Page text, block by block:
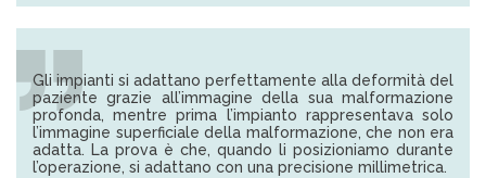
Gli impianti si adattano perfettamente alla deformità del
paziente grazie all’immagine della sua malformazione
profonda, mentre prima l’impianto rappresentava solo
l’immagine superficiale della malformazione, che non era
adatta. La prova è che, quando li posizioniamo durante
l’operazione, si adattano con una precisione millimetrica.